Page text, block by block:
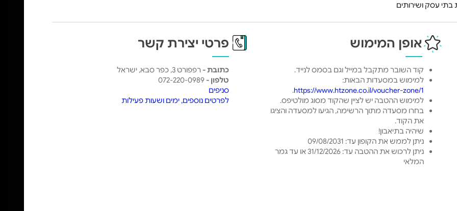
עסק ושירותים
אופן המימוש
קוד השובר מתקבל במייל וגם בסמס לנייד.
למימוש במסעדות הבאות:
https://www.htzone.co.il/voucher-zone/1
.
למימוש ההטבה יש לציין שהקוד מסוג מולטיפס.
בחרו מסעדה מתוך הרשימה, הגיעו למסעדה והציגו
את הקוד.
שיהיה בתיאבון!
ניתן לממש את הקופון עד: 09/08/2031
ניתן לרכוש את ההטבה עד: 31/12/2026 או עד גמר
המלאי
פרטי יצירת קשר
כתובת - רפפורט 3, כפר סבא, ישראל
טלפון -072-220-0989
סניפים
לפרטים נוספים, ימים ושעות פעילות